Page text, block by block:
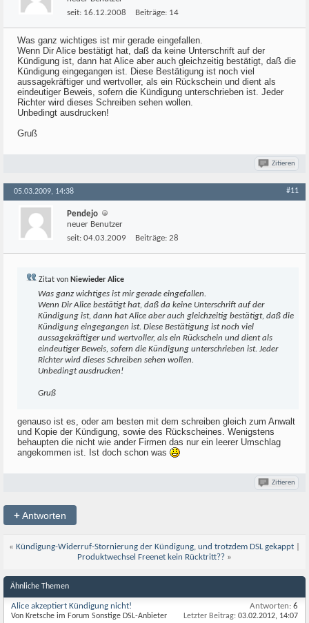
seit: 16.12.2008 Beiträge: 14
Was ganz wichtiges ist mir gerade eingefallen.
Wenn Dir Alice bestätigt hat, daß da keine Unterschrift auf der
Kündigung ist, dann hat Alice aber auch gleichzeitig bestätigt, daß die
Kündigung eingegangen ist. Diese Bestätigung ist noch viel
aussagekräftiger und wertvoller, als ein Rückschein und dient als
eindeutiger Beweis, sofern die Kündigung unterschrieben ist. Jeder
Richter wird dieses Schreiben sehen wollen.
Unbedingt ausdrucken!
Gruß
Zitieren
05.03.2009, 14:38 #11
Pendejo
neuer Benutzer
seit: 04.03.2009 Beiträge: 28
Zitat von Niewieder Alice
Was ganz wichtiges ist mir gerade eingefallen.
Wenn Dir Alice bestätigt hat, daß da keine Unterschrift auf der
Kündigung ist, dann hat Alice aber auch gleichzeitig bestätigt, daß die
Kündigung eingegangen ist. Diese Bestätigung ist noch viel
aussagekräftiger und wertvoller, als ein Rückschein und dient als
eindeutiger Beweis, sofern die Kündigung unterschrieben ist. Jeder
Richter wird dieses Schreiben sehen wollen.
Unbedingt ausdrucken!
Gruß
genauso ist es, oder am besten mit dem schreiben gleich zum Anwalt
und Kopie der Kündigung, sowie des Rückscheines. Wenigstens
behaupten die nicht wie ander Firmen das nur ein leerer Umschlag
angekommen ist. Ist doch schon was
Zitieren
+Antworten
« Kündigung-Widerruf-Stornierung der Kündigung, und trotzdem DSL gekappt
Produktwechsel Freenet kein Rücktritt?? »
Ähnliche Themen
Alice akzeptiert Kündigung nicht!
Von Kretsche im Forum Sonstige DSL-Anbieter
Antworten: 6
Letzter Beitrag: 03.02.2012, 14:07